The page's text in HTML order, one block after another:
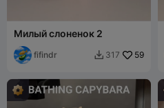
Милый слоненок 2
fifindr  317 59